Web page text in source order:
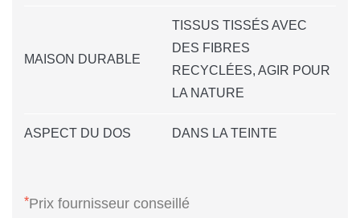
MAISON DURABLE
TISSUS TISSÉS AVEC
DES FIBRES
RECYCLÉES, AGIR POUR
LA NATURE
ASPECT DU DOS DANS LA TEINTE
*Prix fournisseur conseillé